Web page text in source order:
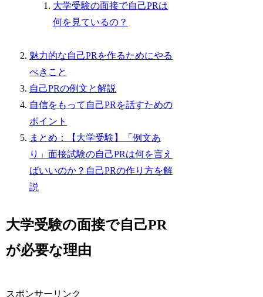
大学受験の面接で自己PRは
何を見ているの？
魅力的な自己PRを作るためにやる
べきこと
自己PRの例文と解説
自信をもって自己PRを話すための
ポイント
まとめ：【大学受験】「例文あ
り」面接試験の自己PRは何を言え
ばいいのか？自己PRの作り方を解
説
大学受験の面接で自己PR
が必要な理由
スポンサーリンク